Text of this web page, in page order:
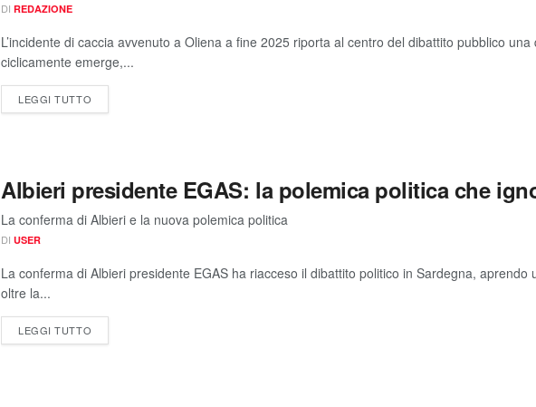
DI REDAZIONE
L’incidente di caccia avvenuto a Oliena a fine 2025 riporta al centro del dibattito pubblico
ciclicamente emerge,...
LEGGI TUTTO
Albieri presidente EGAS: la polemica politica che
La conferma di Albieri e la nuova polemica politica
DI USER
La conferma di Albieri presidente EGAS ha riacceso il dibattito politico in Sardegna, aprendo
oltre la...
LEGGI TUTTO